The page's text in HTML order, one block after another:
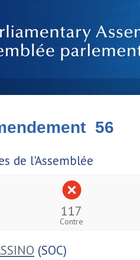
56
de l'Assemblée
117
Contre
(SOC)